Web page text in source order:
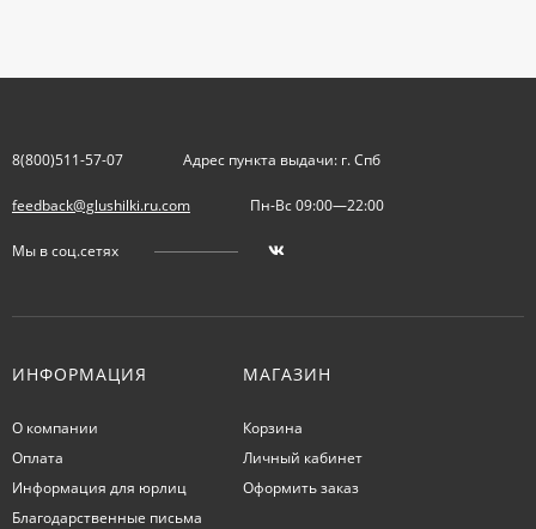
8(800)511-57-07 Адрес пункта выдачи: г. Спб
feedback@glushilki.ru.com Пн-Вс 09:00—22:00
Мы в соц.сетях
ИНФОРМАЦИЯ
О компании
Оплата
Информация для юрлиц
Благодарственные письма
МАГАЗИН
Корзина
Личный кабинет
Оформить заказ